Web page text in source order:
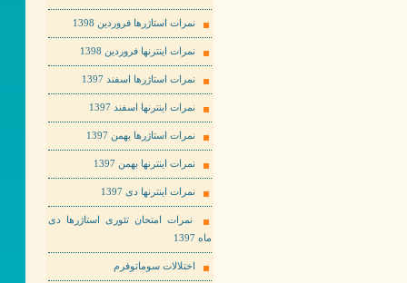
نمرات استاژرها فروردین 1398
نمرات اینترنها فروردین 1398
نمرات استاژرها اسفند 1397
نمرات اینترنها اسفند 1397
نمرات استاژرها بهمن 1397
نمرات اینترنها بهمن 1397
نمرات اینترنها دی 1397
نمرات امتحان تئوری استاژرها دی
ماه 1397
اختلالات سوماتوفرم